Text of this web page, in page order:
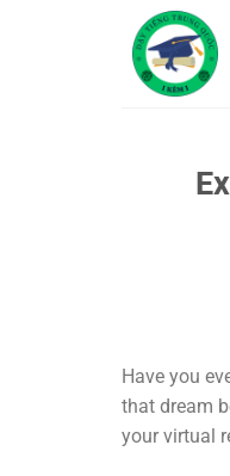
Have you
that dream
your virtual